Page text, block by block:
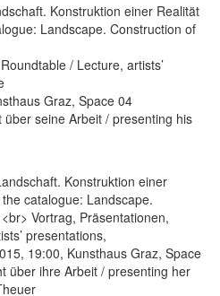
Konstruktion einer Realität
Landscape. Construction of
/ Lecture, artists’
Graz, Space 04
seine Arbeit / presenting his